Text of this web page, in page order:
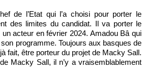
de l’Etat qui l’a choisi pour porter le
des limites du candidat. Il va porter le
acteur en février 2024. Amadou Bâ qui
programme. Toujours aux basques de
fait, être porteur du projet de Macky Sall.
Macky Sall, il n’y a vraisemblablement